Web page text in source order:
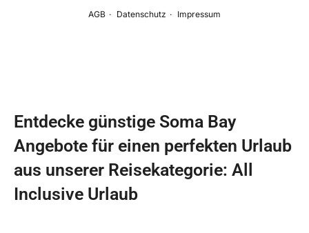
Entdecke günstige Soma Bay
Angebote für einen perfekten Urlaub
aus unserer Reisekategorie: All
Inclusive Urlaub